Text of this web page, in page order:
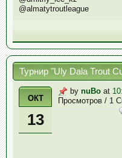
@almatytroutleague
ОКТ
13
by nuBo at
Просмотров / 1